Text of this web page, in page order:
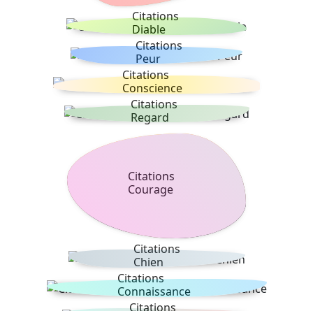
Citations
Diable
Citations
Peur
Citations
Conscience
Citations
Regard
Citations
Courage
Citations
Chien
Citations
Connaissance
Citations